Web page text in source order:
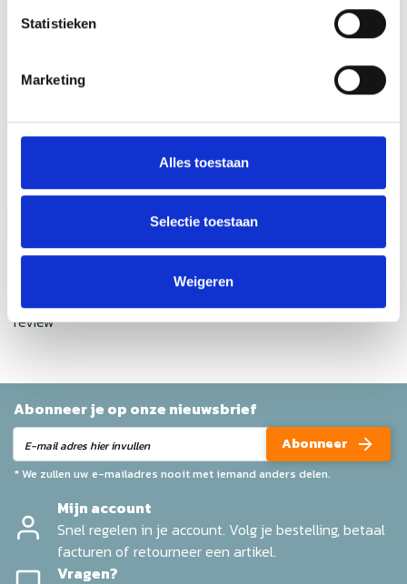
Statistieken
Marketing
Alles toestaan
Selectie toestaan
Weigeren
Persoonlijk
Productomschrijving
Wat onze klanten zeggen
Gemiddelde van 0 review(s)
Schrijf je eigen review
Geen reviews gevonden
Help ons en andere klanten door het schrijven van een
review
Abonneer je op onze nieuwsbrief
Abonneer
* We zullen uw e-mailadres nooit met iemand anders delen.
Mijn account
Snel regelen in je account. Volg je bestelling, betaal
facturen of retourneer een artikel.
Vragen?